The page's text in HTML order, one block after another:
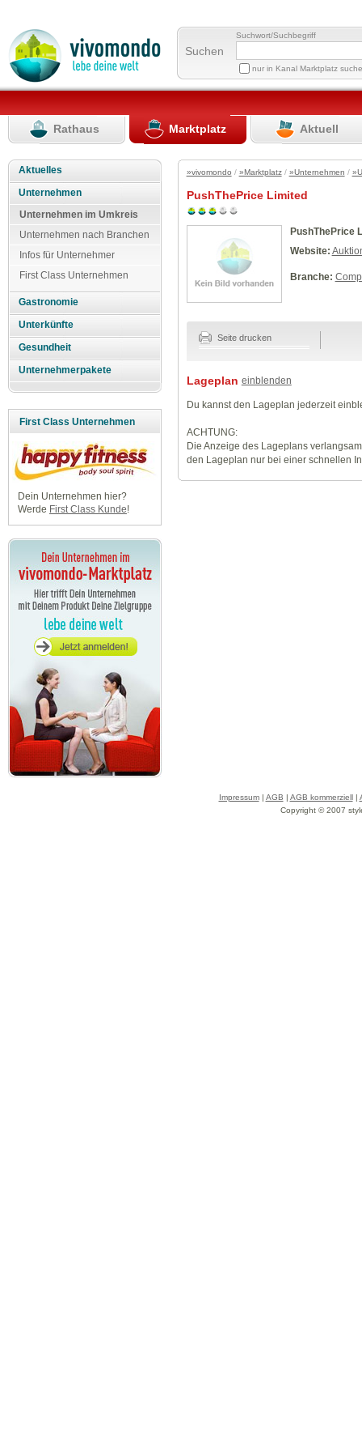
Suchen
Suchwort/Suchbegriff
nur in Kanal Marktplatz
Rathaus Marktplatz Aktuell
Aktuelles
Unternehmen
Unternehmen im Umkreis
Unternehmen nach Branchen
Infos für Unternehmer
First Class Unternehmen
Gastronomie
Unterkünfte
Gesundheit
Unternehmerpakete
First Class Unternehmen
Dein Unternehmen hier?
Werde First Class Kunde!
»vivomondo / »Marktplatz/ »Unternehmen /
PushThePrice Limited
PushThePrice
Website:
Branche:
Seite drucken
Lageplan einblenden
Du kannst den Lageplan jederzeit
ACHTUNG:
Die Anzeige des Lageplans
den Lageplan nur bei einer schnellen
Impressum| AGB | AGB kommerziell|
Copyright © 2007